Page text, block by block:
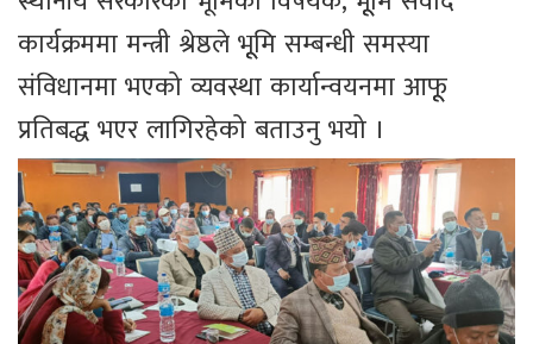
कार्यक्रममा मन्त्री श्रेष्ठले भूूमि सम्बन्धी समस्या
संविधानमा भएको व्यवस्था कार्यान्वयनमा आफूू
प्रतिबद्ध भएर लागिरहेको बताउनु भयो ।